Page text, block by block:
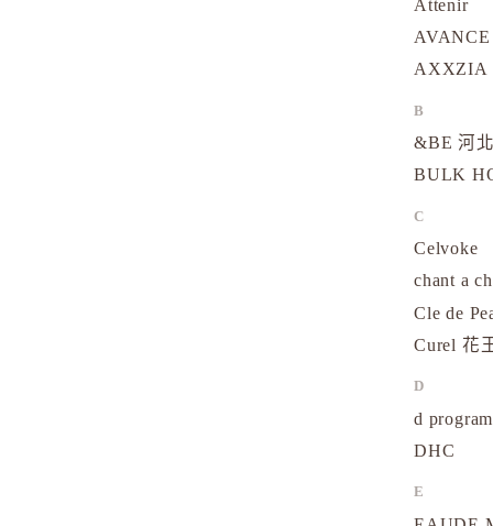
Attenir
AVANCE
AXXZIA
B
&BE 河
BULK
C
Celvoke
chant a
Cle de
Curel 花
D
d
DHC
E